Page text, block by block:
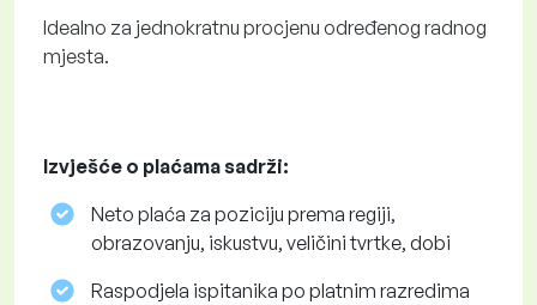
Idealno za jednokratnu procjenu određenog radnog
mjesta.
Izvješće o plaćama sadrži:
Neto plaća za poziciju prema regiji,
obrazovanju, iskustvu, veličini tvrtke, dobi
Raspodjela ispitanika po platnim razredima